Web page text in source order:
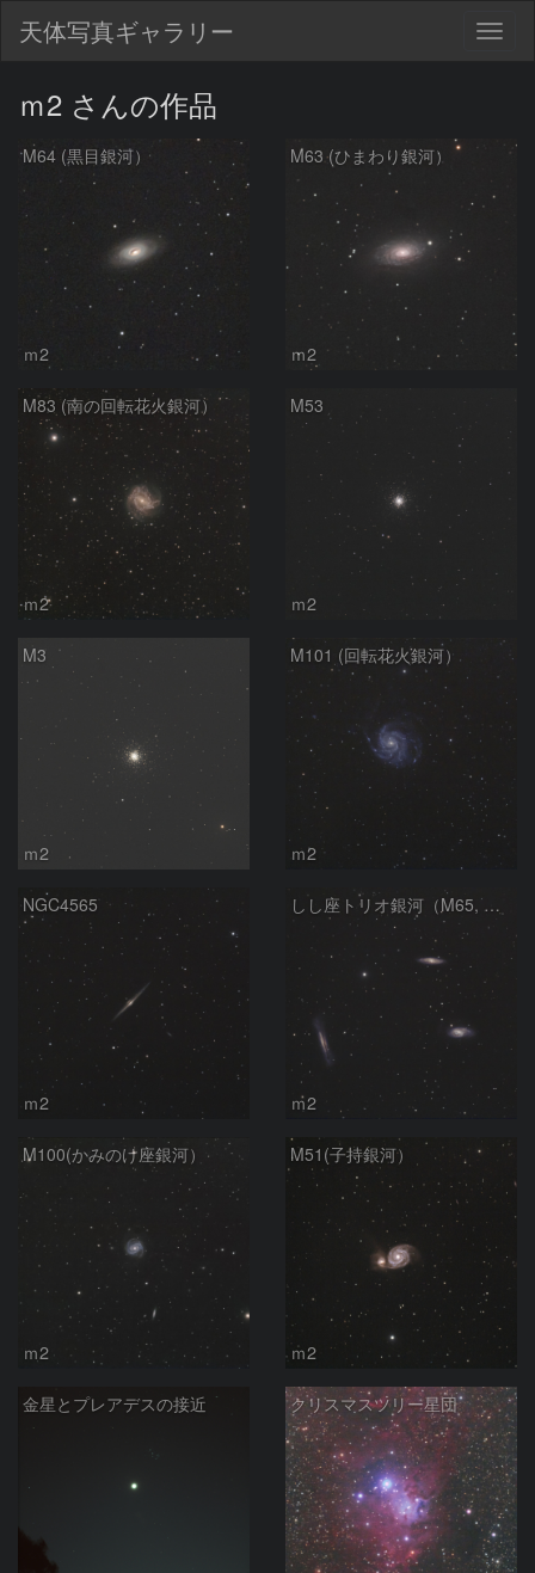
天体写真ギャラリー
ｍ2 さんの作品
M64 (黒目銀河）
ｍ2
M63 (ひまわり銀河）
ｍ2
M83 (南の回転花火銀河）
ｍ2
M53
ｍ2
M3
ｍ2
M101 (回転花火銀河）
ｍ2
NGC4565
ｍ2
しし座トリオ銀河（M65, M66, NGC3628）
ｍ2
M100(かみのけ座銀河）
ｍ2
M51(子持銀河）
ｍ2
金星とプレアデスの接近 クリスマスツリー星団